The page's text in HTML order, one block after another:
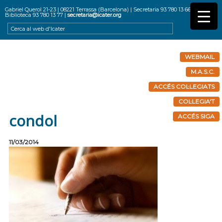
Gabriel Querol 21-23 | 08221 Terrassa (Barcelona) | Secretaria 93 780 13 66 |
Biblioteca 93 780 13 77 |secretaria@icater.org
WEBMAIL
M.A.S.C.
ACCÉS COL·LEGIATS
COL·LEGIA'T
ACCÉS SIGA
condol
11/03/2014